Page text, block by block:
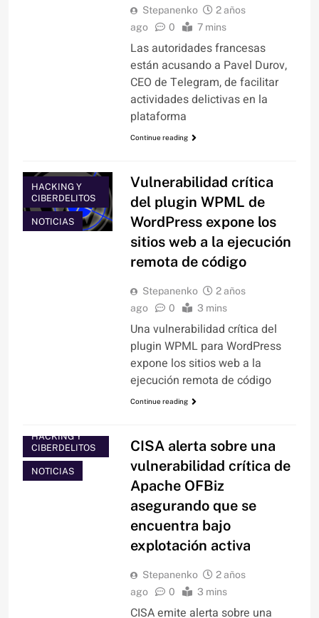
Stepanenko
2 años
ago
0 7 mins
Las autoridades francesas
están acusando a Pavel Durov,
CEO de Telegram, de facilitar
actividades delictivas en la
plataforma
Continue reading
HACKING Y
CIBERDELITOS
NOTICIAS
Vulnerabilidad crítica
del plugin WPML de
WordPress expone los
sitios web a la ejecución
remota de código
Stepanenko
2 años
ago
0 3 mins
Una vulnerabilidad crítica del
plugin WPML para WordPress
expone los sitios web a la
ejecución remota de código
Continue reading
HACKING Y
CIBERDELITOS
NOTICIAS
CISA alerta sobre una
vulnerabilidad crítica de
Apache OFBiz
asegurando que se
encuentra bajo
explotación activa
Stepanenko
2 años
ago
0 3 mins
CISA emite alerta sobre una